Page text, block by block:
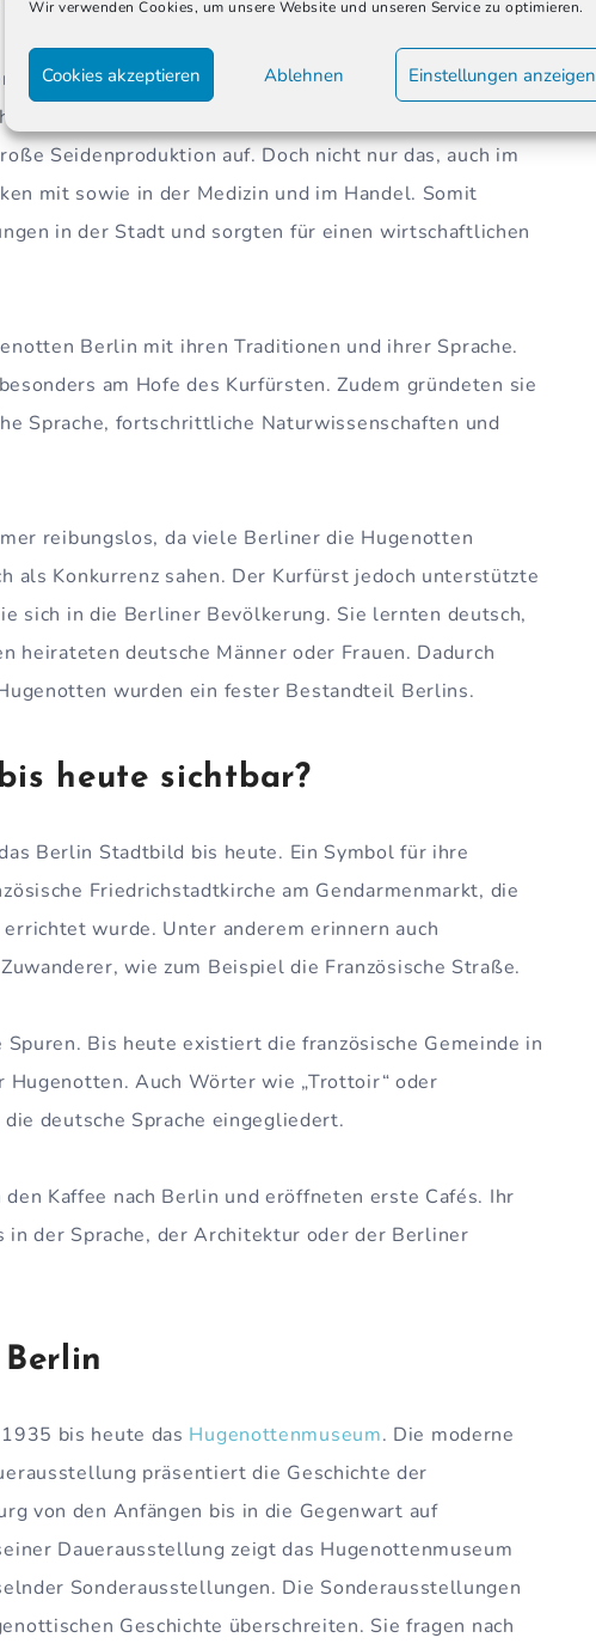
Wir verwenden Cookies, um unsere Website und unseren Service zu optimieren.
Cookies akzeptieren Ablehnen Einstellungen anzeigen
Handwerker, Landwirte oder Händler.
ihre Arbeit in der Textilindustrie. Sie brachten die
Seidenproduktion auf. Doch nicht nur das, auch im
mit sowie in der Medizin und im Handel. Somit
in der Stadt und sorgten für einen wirtschaftlichen
Berlin mit ihren Traditionen und ihrer Sprache.
am Hofe des Kurfürsten. Zudem gründeten sie
Sprache, fortschrittliche Naturwissenschaften und
reibungslos, da viele Berliner die Hugenotten
als Konkurrenz sahen. Der Kurfürst jedoch unterstützte
sich in die Berliner Bevölkerung. Sie lernten deutsch,
heirateten deutsche Männer oder Frauen. Dadurch
wurden ein fester Bestandteil Berlins.
heute sichtbar?
Berlin Stadtbild bis heute. Ein Symbol für ihre
Friedrichstadtkirche am Gendarmenmarkt, die
wurde. Unter anderem erinnern auch
wie zum Beispiel die Französische Straße.
Bis heute existiert die französische Gemeinde in
Auch Wörter wie „Trottoir“ oder
deutsche Sprache eingegliedert.
Kaffee nach Berlin und eröffneten erste Cafés. Ihr
in der Sprache, der Architektur oder der Berliner
bis heute das Hugenottenmuseum. Die moderne
präsentiert die Geschichte der
von den Anfängen bis in die Gegenwart auf
Dauerausstellung zeigt das Hugenottenmuseum
Sonderausstellungen. Die Sonderausstellungen
Geschichte überschreiten. Sie fragen nach